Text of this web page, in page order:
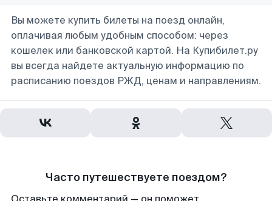
Вы можете купить билеты на поезд онлайн,
оплачивая любым удобным способом: через
кошелек или банковской картой. На Купибилет.ру
вы всегда найдете актуальную информацию по
расписанию поездов РЖД, ценам и направлениям.
Часто путешествуете поездом?